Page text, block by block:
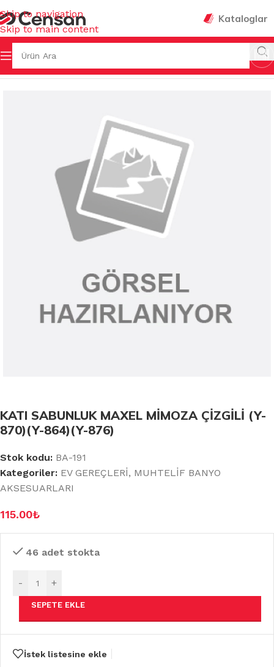
Skip to navigation
Skip to main content
Kataloglar
Sayfa MUHTELİF BANYO AKSESUARLARI
KATI SABUNLUK MAXEL MİMOZA ÇİZGİLİ (Y-
870)(Y-864)(Y-876)
Stok kodu: BA-191
Kategoriler: EV GEREÇLERİ, MUHTELİF BANYO
AKSESUARLARI
115.00₺
46 adet stokta
- +
SEPETE EKLE
İstek listesine ekle